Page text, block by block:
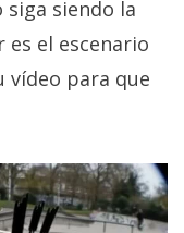
siga siendo la
es el escenario
para que